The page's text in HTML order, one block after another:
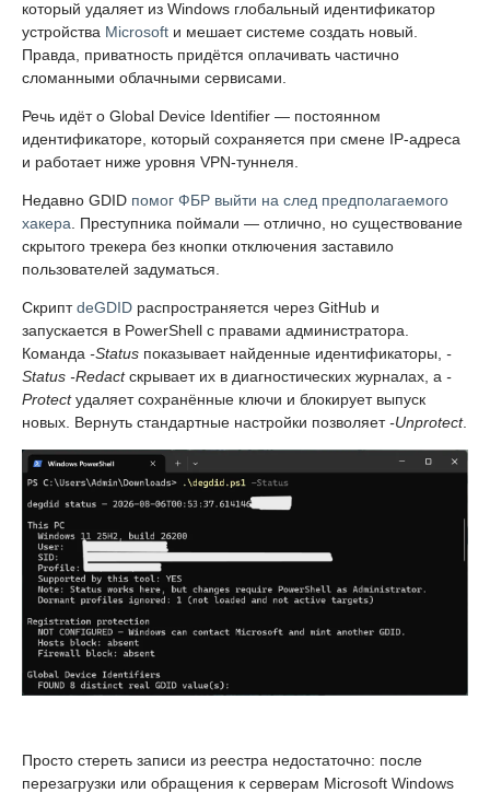
который удаляет из Windows глобальный идентификатор
устройства Microsoft и мешает системе создать новый.
Правда, приватность придётся оплачивать частично
сломанными облачными сервисами.
Речь идёт о Global Device Identifier — постоянном
идентификаторе, который сохраняется при смене IP-адреса
и работает ниже уровня VPN-туннеля.
Недавно GDID помог ФБР выйти на след предполагаемого
хакера . Преступника поймали — отлично, но существование
скрытого трекера без кнопки отключения заставило
пользователей задуматься.
СкриптdeGDID распространяется через GitHub и
запускается в PowerShell с правами администратора.
Команда -Status показывает найденные идентификаторы, -
Status -Redactскрывает их в диагностических журналах, а -
Protectудаляет сохранённые ключи и блокирует выпуск
новых. Вернуть стандартные настройки позволяет-Unprotect.
Просто стереть записи из реестра недостаточно: после
перезагрузки или обращения к серверам Microsoft Windows